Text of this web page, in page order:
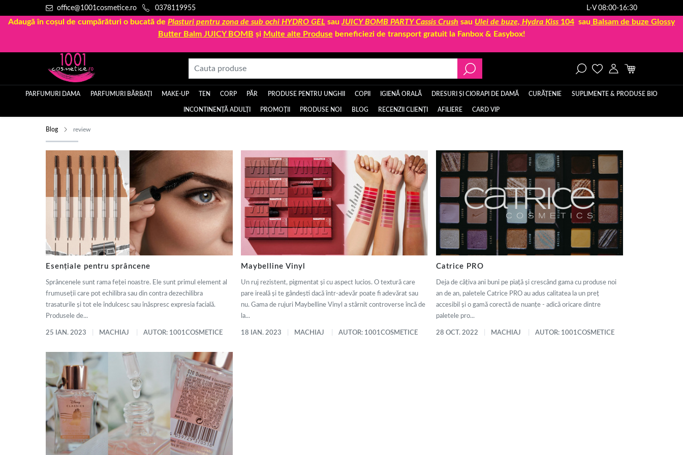
office@1001cosmetice.ro 0378119955 L-V 08:00-16:30
Adaugă în coșul de cumpărături o bucată de Plasturi pentru zona de sub ochi HYDRO GEL sau JUICY BOMB PARTY Cassis Crush sau Ulei de buze, Hydra Kiss 104 sau Balsam de buze Glossy
Butter Balm JUICY BOMB și Multe alte Produse beneficiezi de transport gratuit la Fanbox & Easybox!
PARFUMURI DAMA PARFUMURI BĂRBAȚI MAKE-UP TEN CORP PĂR PRODUSE PENTRU UNGHII COPII IGIENĂ ORALĂ DRESURI ȘI CIORAPI DE DAMĂ CURĂȚENIE SUPLIMENTE & PRODUSE BIO
INCONTINENȚĂ ADULȚI PROMOȚII PRODUSE NOI BLOG RECENZII CLIENȚI AFILIERE CARD VIP
Blog review
Esențiale pentru sprâncene
Sprâncenele sunt rama feței noastre. Ele sunt primul element al
frumuseții care pot echilibra sau din contra dezechilibra
trasaturile și tot ele îndulcesc sau înăspresc expresia facială.
Produsele de...
25 IAN. 2023 MACHIAJ AUTOR: 1001COSMETICE
Maybelline Vinyl
Un ruj rezistent, pigmentat și cu aspect lucios. O textură care
pare ireală și te gândești dacă într-adevăr poate fi adevărat sau
nu. Gama de rujuri Maybelline Vinyl a stârnit controverse încă de
la...
18 IAN. 2023 MACHIAJ AUTOR: 1001COSMETICE
Catrice PRO
Deja de câțiva ani buni pe piață și crescând gama cu produse noi
an de an, paletele Catrice PRO au adus calitatea la un preț
accesibil și o gamă corectă de nuanțe - adică oricare dintre
paletele pro...
28 OCT. 2022 MACHIAJ AUTOR: 1001COSMETICE